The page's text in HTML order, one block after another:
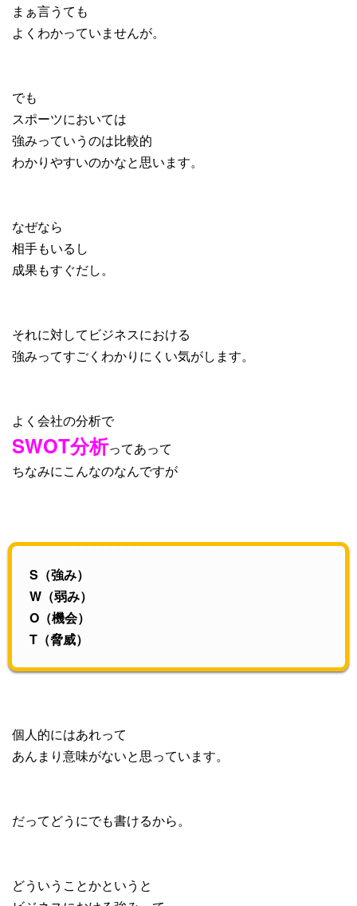
まぁ言うても
よくわかっていませんが。
でも
スポーツにおいては
強みっていうのは比較的
わかりやすいのかなと思います。
なぜなら
相手もいるし
成果もすぐだし。
それに対してビジネスにおける
強みってすごくわかりにくい気がします。
よく会社の分析で
SWOT分析ってあって
ちなみにこんなのなんですが
S（強み）
W（弱み）
O（機会）
T（脅威）
個人的にはあれって
あんまり意味がないと思っています。
だってどうにでも書けるから。
どういうことかというと